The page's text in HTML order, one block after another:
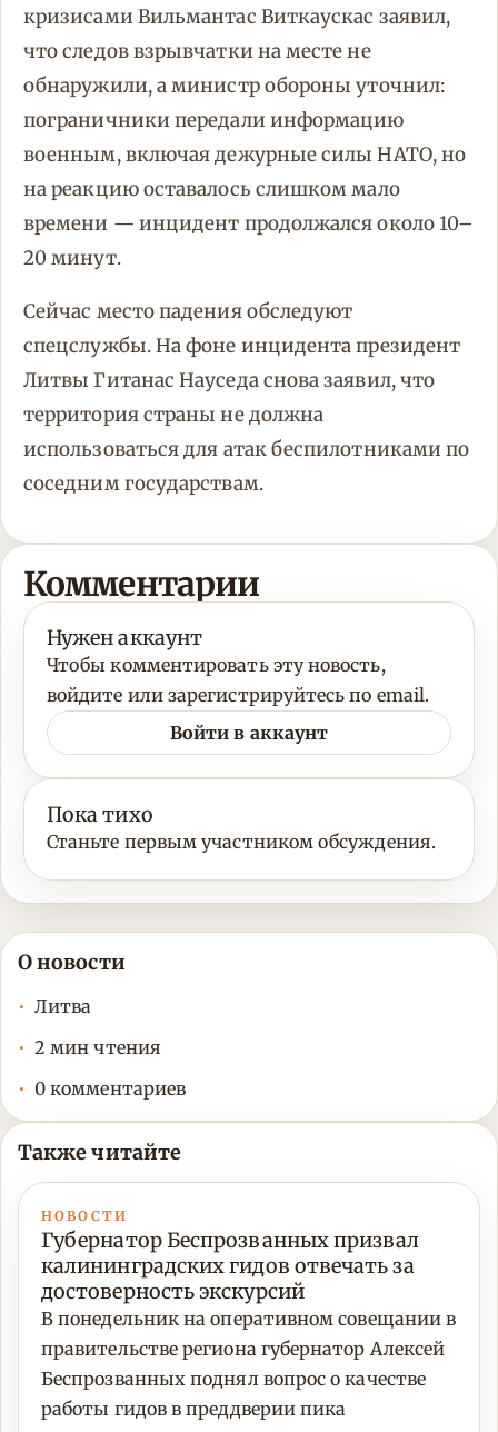
кризисами Вильмантас Виткаускас заявил,
что следов взрывчатки на месте не
обнаружили, а министр обороны уточнил:
пограничники передали информацию
военным, включая дежурные силы НАТО, но
на реакцию оставалось слишком мало
времени — инцидент продолжался около 10–
20 минут.
Сейчас место падения обследуют
спецслужбы. На фоне инцидента президент
Литвы Гитанас Науседа снова заявил, что
территория страны не должна
использоваться для атак беспилотниками по
соседним государствам.
Комментарии
Нужен аккаунт
Чтобы комментировать эту новость,
войдите или зарегистрируйтесь по email.
Войти в аккаунт
Пока тихо
Станьте первым участником обсуждения.
О новости
Литва
2 мин чтения
0 комментариев
Также читайте
НОВОСТИ
Губернатор Беспрозванных призвал
калининградских гидов отвечать за
достоверность экскурсий
В понедельник на оперативном совещании в
правительстве региона губернатор Алексей
Беспрозванных поднял вопрос о качестве
работы гидов в преддверии пика